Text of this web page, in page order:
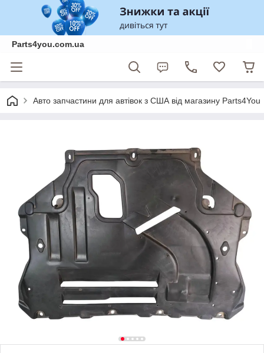
Parts4you.com.ua
Авто запчастини для автівок з США від магазину Parts4You